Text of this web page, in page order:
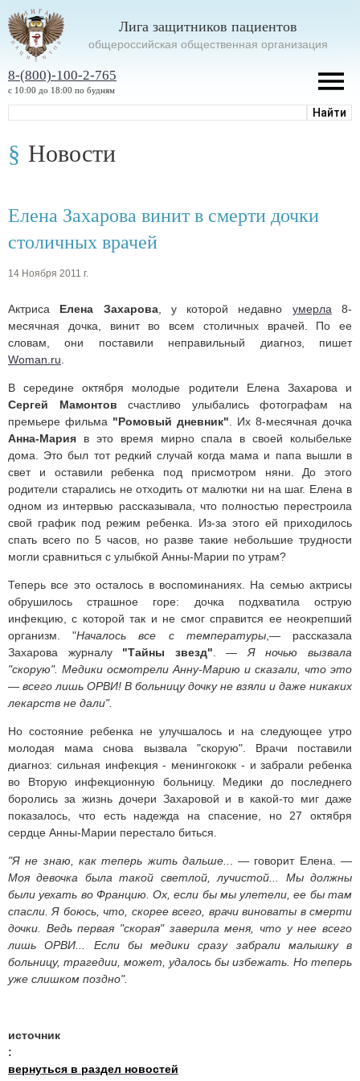
Лига защитников пациентов
oбщероссийская общественная организация
8-(800)-100-2-765
с 10:00 до 18:00 по будням
Новости
Елена Захарова винит в смерти дочки
столичных врачей
14 Ноября 2011 г.
Актриса Елена Захарова, у которой недавно умерла 8-
месячная дочка, винит во всем столичных врачей. По ее
словам, они поставили неправильный диагноз, пишет
Woman.ru
В середине октября молодые родители Елена Захарова и
Сергей Мамонтов счастливо улыбались фотографам на
премьере фильма "Ромовый дневник" . Их 8-месячная дочка
Анна-Мария в это время мирно спала в своей колыбельке
дома. Это был тот редкий случай когда мама и папа вышли в
свет и оставили ребенка под присмотром няни. До этого
родители старались не отходить от малютки ни на шаг. Елена в
одном из интервью рассказывала, что полностью перестроила
свой график под режим ребенка. Из-за этого ей приходилось
спать всего по 5 часов, но разве такие небольшие трудности
могли сравниться с улыбкой Анны-Марии по утрам?
Теперь все это осталось в воспоминаниях. На семью актрисы
обрушилось страшное горе: дочка подхватила острую
инфекцию, с которой так и не смог справится ее неокрепший
организм. "Началось все с температуры,— рассказала
Захарова журналу "Тайны звезд" . — Я ночью вызвала
"скорую". Медики осмотрели Анну-Марию и сказали, что это
— всего лишь ОРВИ! В больницу дочку не взяли и даже никаких
лекарств не дали".
Но состояние ребенка не улучшалось и на следующее утро
молодая мама снова вызвала "скорую". Врачи поставили
диагноз: сильная инфекция - менингококк - и забрали ребенка
во Вторую инфекционную больницу. Медики до последнего
боролись за жизнь дочери Захаровой и в какой-то миг даже
показалось, что есть надежда на спасение, но 27 октября
сердце Анны-Марии перестало биться.
"Я не знаю, как теперь жить дальше..
. — говорит Елена. —
Моя девочка была такой светлой, лучистой... Мы должны
были уехать во Францию. Ох, если бы мы улетели, ее бы там
спасли. Я боюсь, что, скорее всего, врачи виноваты в смерти
дочки. Ведь первая "скорая" заверила меня, что у нее всего
лишь ОРВИ... Если бы медики сразу забрали малышку в
больницу, трагедии, может, удалось бы избежать. Но теперь
уже слишком поздно".
источник
:
вернуться в раздел новостей